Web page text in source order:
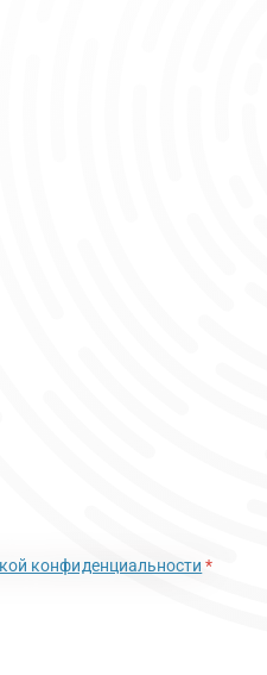
конфиденциальности *